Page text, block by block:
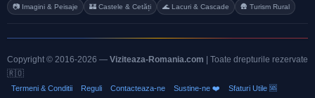
📷 Imagini & Peisaje 🏰 Castele & Cetăți 🌊 Lacuri & Cascade 🛖 Turism Rural
Copyright © 2016-2026 — Viziteaza-Romania.com | Toate drepturile rezervate
🇷🇴
Termeni & Conditii Reguli Contacteaza-ne Sustine-ne ❤️ Sfaturi Utile 🆘